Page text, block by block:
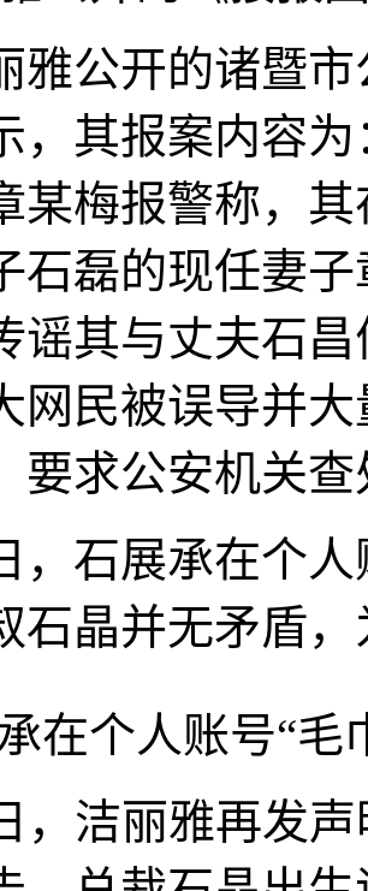
公开的诸暨市
，其报案内容为
某梅报警称，
石磊的现任妻
谣其与丈夫石
网民被误导并
要求公安机关查
石展承在个人
石晶并无矛盾
在个人账号“毛
洁丽雅再发声